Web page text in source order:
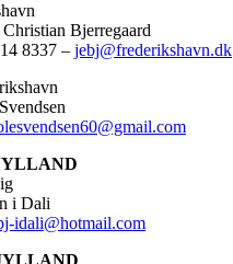
Bjerregaard
8337 – jebj@frederikshavn.dk
i Dali
idali@hotmail.com